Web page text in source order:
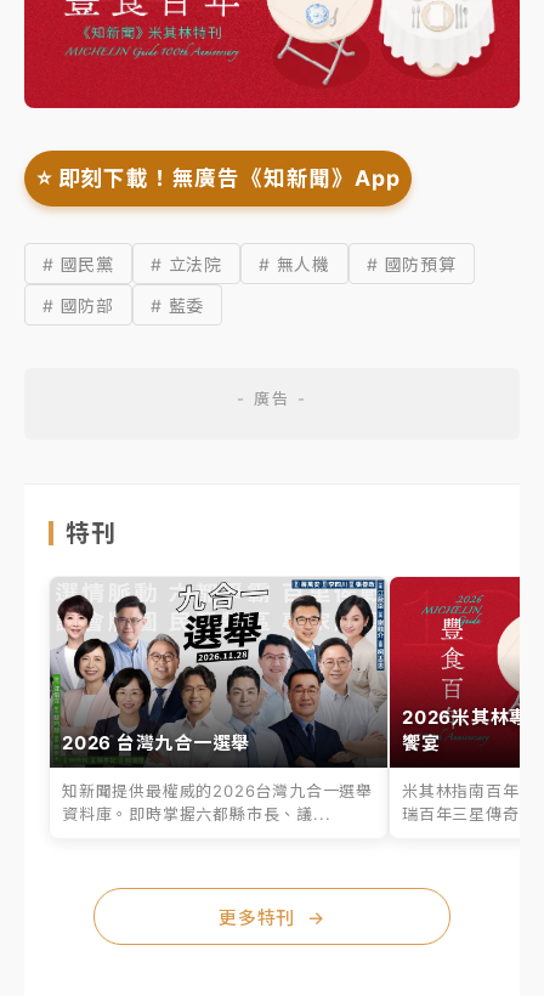
⭐️ 即刻下載！無廣告《知新聞》App
# 國民黨 # 立法院 # 無人機
# 國防預算
# 國防部
# 藍委
特刊
2026 台灣九合一選舉
知新聞提供最權威的2026台灣九合一選舉
資料庫。即時掌握六都縣市長、議...
2026米其林專
饗宴
米其林指南百年之
瑞百年三星傳奇、
更多特刊 →